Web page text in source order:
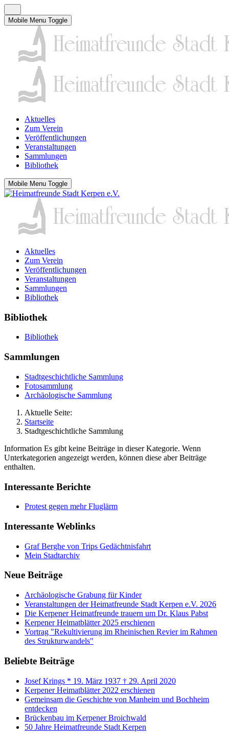
Mobile Menu Toggle
Aktuelles
Zum Verein
Veröffentlichungen
Veranstaltungen
Sammlungen
Bibliothek
Mobile Menu Toggle
Aktuelles
Zum Verein
Veröffentlichungen
Veranstaltungen
Sammlungen
Bibliothek
Bibliothek
Bibliothek
Sammlungen
Stadtgeschichtliche Sammlung
Fotosammlung
Archäologische Sammlung
Aktuelle Seite:
Startseite
Stadtgeschichtliche Sammlung
Information Es gibt keine Beiträge in dieser Kategorie. Wenn
Unterkategorien angezeigt werden, können diese aber Beiträge
enthalten.
Interessante Berichte
Protest gegen mehr Fluglärm
Interessante Weblinks
Graf Berghe von Trips Gedächtnisfahrt
Mein Stadtarchiv
Neue Beiträge
Archäologische Grabung für Kinder
Veranstaltungen der Heimatfreunde Stadt Kerpen e.V. 2026
Die Kerpener Heimatfreunde trauern um Dr. Klaus Pabst
Kerpener Heimatblätter 2025 erschienen
Vortrag "Rekultivierung im Rheinischen Revier im Rahmen
des Strukturwandels"
Beliebte Beiträge
Josef Krings * 19. März 1937 † 29. April 2020
Kerpener Heimatblätter 2022 erschienen
Gemeinsam die Geschichte von Manheim und Bochheim
entdecken
Brückenbau im Kerpener Broichwald
50 Jahre Heimatfreunde Stadt Kerpen